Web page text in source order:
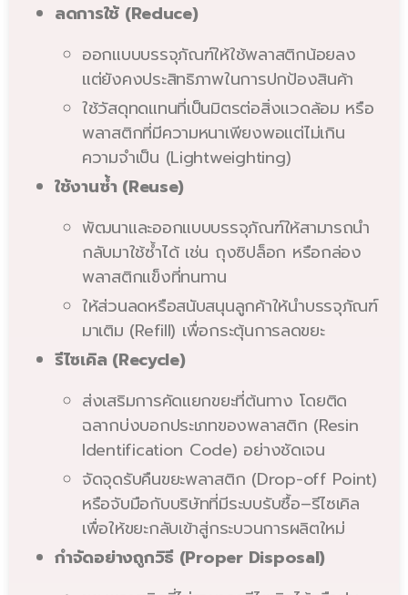
ลดการใช้ (Reduce)
ออกแบบบรรจุภัณฑ์ให้ใช้พลาสติกน้อยลง
แต่ยังคงประสิทธิภาพในการปกป้องสินค้า
ใช้วัสดุทดแทนที่เป็นมิตรต่อสิ่งแวดล้อม หรือ
พลาสติกที่มีความหนาเพียงพอแต่ไม่เกิน
ความจำเป็น (Lightweighting)
ใช้งานซ้ำ (Reuse)
พัฒนาและออกแบบบรรจุภัณฑ์ให้สามารถนำ
กลับมาใช้ซ้ำได้ เช่น ถุงซิปล็อก หรือกล่อง
พลาสติกแข็งที่ทนทาน
ให้ส่วนลดหรือสนับสนุนลูกค้าให้นำบรรจุภัณฑ์
มาเติม (Refill) เพื่อกระตุ้นการลดขยะ
รีไซเคิล (Recycle)
ส่งเสริมการคัดแยกขยะที่ต้นทาง โดยติด
ฉลากบ่งบอกประเภทของพลาสติก (Resin
Identification Code) อย่างชัดเจน
จัดจุดรับคืนขยะพลาสติก (Drop-off Point)
หรือจับมือกับบริษัทที่มีระบบรับซื้อ–รีไซเคิล
เพื่อให้ขยะกลับเข้าสู่กระบวนการผลิตใหม่
กำจัดอย่างถูกวิธี (Proper Disposal)